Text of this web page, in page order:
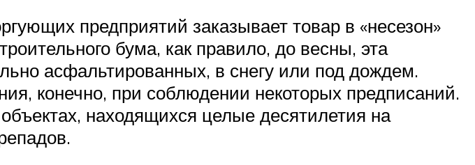
предприятий заказывает товар в «несезон»
бума, как правило, до весны, эта
асфальтированных, в снегу или под дождем.
конечно, при соблюдении некоторых предписаний.
находящихся целые десятилетия на